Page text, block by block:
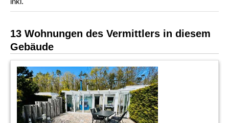
13 Wohnungen des Vermittlers in diesem
Gebäude